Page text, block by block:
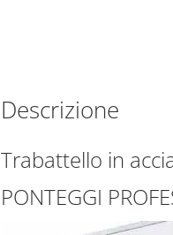
Descrizione
Trabattello in
PONTEGGI